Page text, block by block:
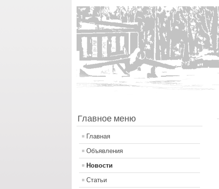
Главное меню
Главная
Объявления
Новости
Статьи